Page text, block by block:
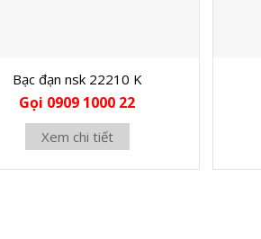
Bạc đạn nsk 22210 K
Gọi 0909 1000 22
Xem chi tiết